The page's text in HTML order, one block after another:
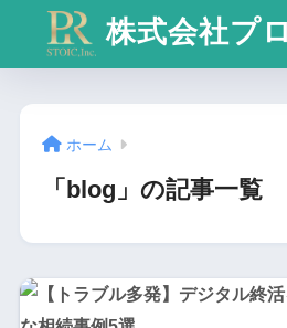
株式会社プ
ホーム
「blog」の記事一覧